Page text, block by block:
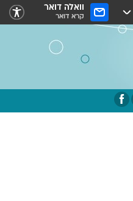
וואלה דואר
קרא דואר